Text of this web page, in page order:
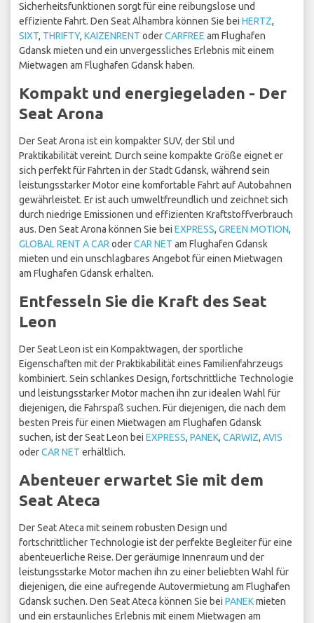
Sicherheitsfunktionen sorgt für eine reibungslose und
effiziente Fahrt. Den Seat Alhambra können Sie bei HERTZ,
SIXT, THRIFTY, KAIZENRENT oderCARFREE am Flughafen
Gdansk mieten und ein unvergessliches Erlebnis mit einem
Mietwagen am Flughafen Gdansk haben.
Kompakt und energiegeladen - Der
Seat Arona
Der Seat Arona ist ein kompakter SUV, der Stil und
Praktikabilität vereint. Durch seine kompakte Größe eignet er
sich perfekt für Fahrten in der Stadt Gdansk, während sein
leistungsstarker Motor eine komfortable Fahrt auf Autobahnen
gewährleistet. Er ist auch umweltfreundlich und zeichnet sich
durch niedrige Emissionen und effizienten Kraftstoffverbrauch
aus. Den Seat Arona können Sie bei EXPRESS, GREEN MOTION,
GLOBAL RENT A CAR oderCAR NET am Flughafen Gdansk
mieten und ein unschlagbares Angebot für einen Mietwagen
am Flughafen Gdansk erhalten.
Entfesseln Sie die Kraft des Seat
Leon
Der Seat Leon ist ein Kompaktwagen, der sportliche
Eigenschaften mit der Praktikabilität eines Familienfahrzeugs
kombiniert. Sein schlankes Design, fortschrittliche Technologie
und leistungsstarker Motor machen ihn zur idealen Wahl für
diejenigen, die Fahrspaß suchen. Für diejenigen, die nach dem
besten Preis für einen Mietwagen am Flughafen Gdansk
suchen, ist der Seat Leon bei EXPRESS, PANEK, CARWIZ, AVIS
oderCAR NET erhältlich.
Abenteuer erwartet Sie mit dem
Seat Ateca
Der Seat Ateca mit seinem robusten Design und
fortschrittlicher Technologie ist der perfekte Begleiter für eine
abenteuerliche Reise. Der geräumige Innenraum und der
leistungsstarke Motor machen ihn zu einer beliebten Wahl für
diejenigen, die eine aufregende Autovermietung am Flughafen
Gdansk suchen. Den Seat Ateca können Sie bei PANEKmieten
und ein erstaunliches Erlebnis mit einem Mietwagen am